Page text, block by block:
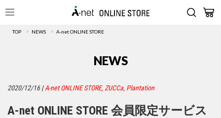
TOP > NEWS > A-net ONLINE STORE
NEWS
2020/12/16|A-net ONLINE STORE, ZUCCa, Plantation
A-net ONLINE STORE 会員限定サービス